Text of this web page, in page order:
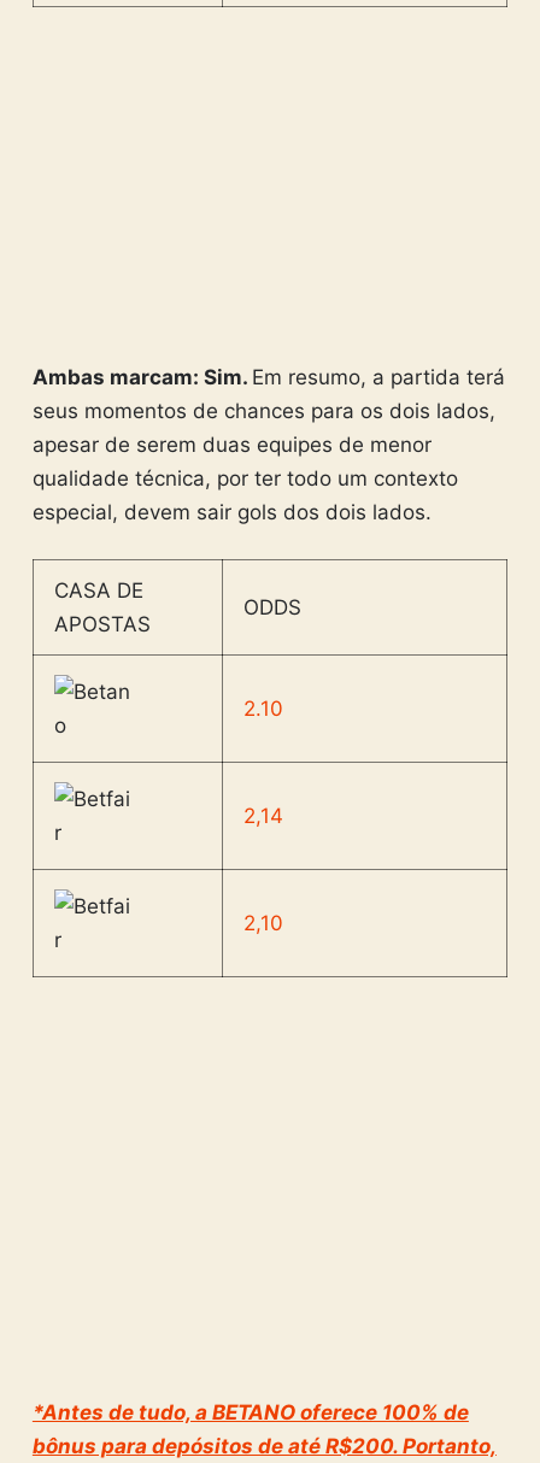
Ambas marcam: Sim. Em resumo, a partida terá
seus momentos de chances para os dois lados,
apesar de serem duas equipes de menor
qualidade técnica, por ter todo um contexto
especial, devem sair gols dos dois lados.
CASA DE
APOSTAS
ODDS
2.10
2,14
2,10
*Antes de tudo, a BETANO oferece 100% de
bônus para depósitos de até R$200. Portanto,